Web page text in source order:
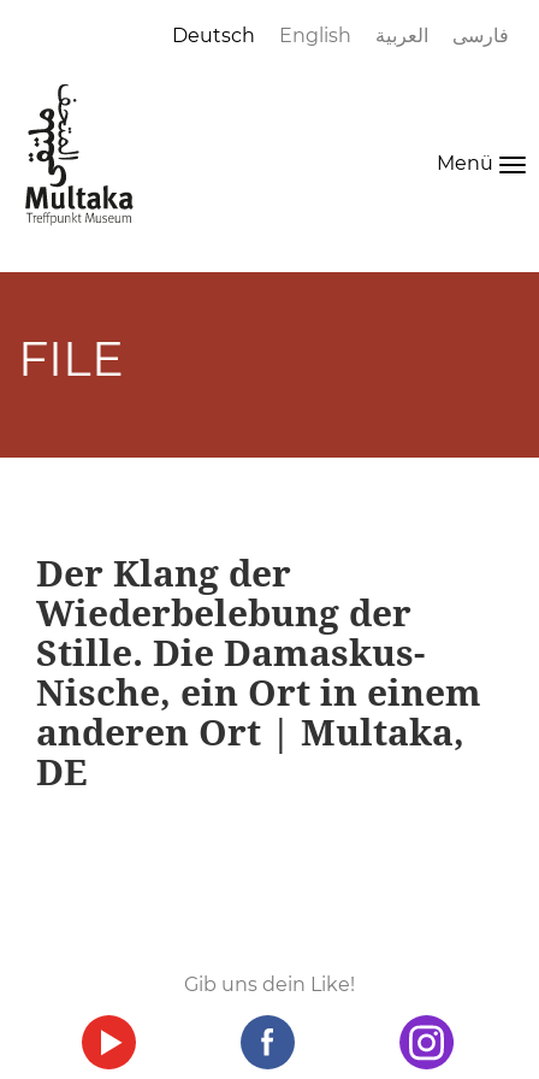
Deutsch English العربية فارسی
Menü
FILE
Der Klang der
Wiederbelebung der
Stille. Die Damaskus-
Nische, ein Ort in einem
anderen Ort | Multaka,
DE
Gib uns dein Like!